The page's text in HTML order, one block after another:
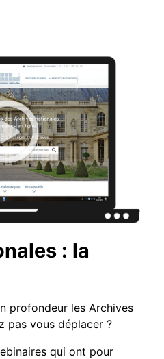
: la
profondeur les Archives
pas vous déplacer ?
qui ont pour